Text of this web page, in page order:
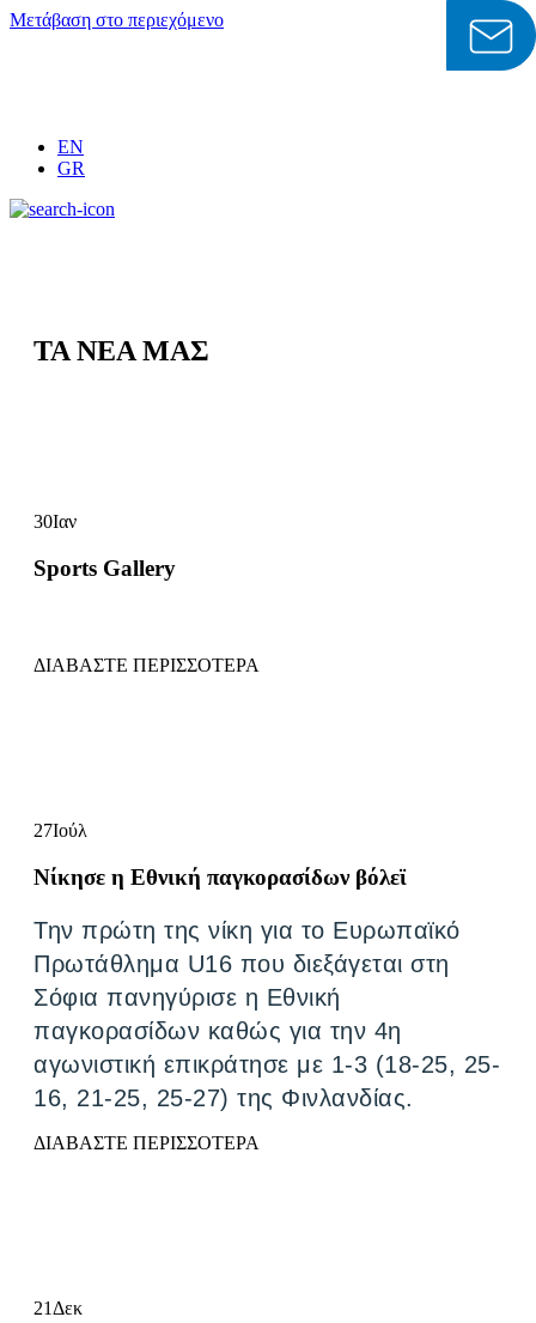
Μετάβαση στο περιεχόμενο
EN
GR
ΤΑ ΝΕΑ ΜΑΣ
30Ιαν
Sports Gallery
ΔΙΑΒΑΣΤΕ ΠΕΡΙΣΣΟΤΕΡΑ
27Ιούλ
Νίκησε η Εθνική παγκορασίδων βόλεϊ
Την πρώτη της νίκη για το Ευρωπαϊκό
Πρωτάθλημα U16 που διεξάγεται στη
Σόφια πανηγύρισε η Εθνική
παγκορασίδων καθώς για την 4η
αγωνιστική επικράτησε με 1-3 (18-25, 25-
16, 21-25, 25-27) της Φινλανδίας.
ΔΙΑΒΑΣΤΕ ΠΕΡΙΣΣΟΤΕΡΑ
21 Δεκ